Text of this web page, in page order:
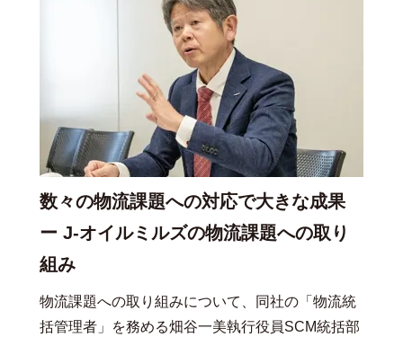
数々の物流課題への対応で大きな成果
ー J-オイルミルズの物流課題への取り
組み
物流課題への取り組みについて、同社の「物流統
括管理者」を務める畑谷一美執行役員SCM統括部